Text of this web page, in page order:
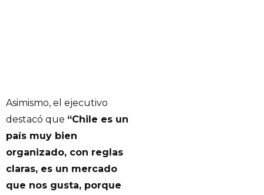
Asimismo, el ejecutivo
destacó que “Chile es un
país muy bien
organizado, con reglas
claras, es un mercado
que nos gusta, porque